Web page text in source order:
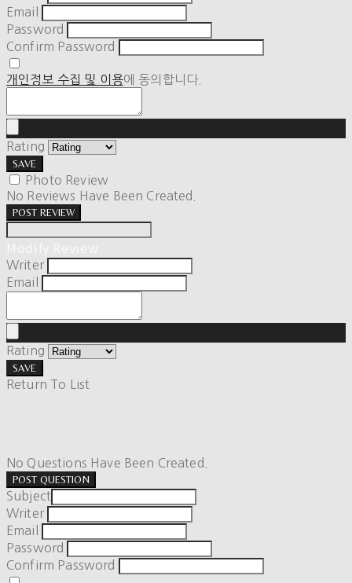
Email
Password
Confirm Password
개인정보 수집 및 이용에 동의합니다.
Rating
SAVE
Photo Review
No Reviews Have Been Created.
POST REVIEW
Writer
Email
Rating
SAVE
Return To List
No Questions Have Been Created.
POST QUESTION
Subject
Writer
Email
Password
Confirm Password